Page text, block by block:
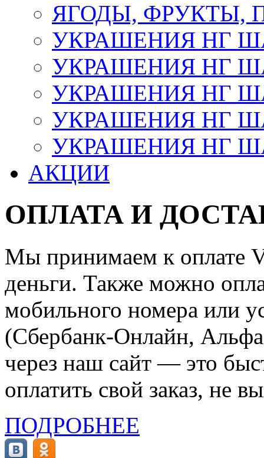
ЯГОДЫ, ФРУКТЫ,
УКРАШЕНИЯ НГ
УКРАШЕНИЯ НГ
УКРАШЕНИЯ НГ
УКРАШЕНИЯ НГ
УКРАШЕНИЯ НГ
АКЦИИ
ОПЛАТА И
Мы принимаем к оплате
деньги. Также можно
мобильного номера или
(Сбербанк-Онлайн,
через наш сайт — это
оплатить свой заказ, не
ПОДРОБНЕЕ